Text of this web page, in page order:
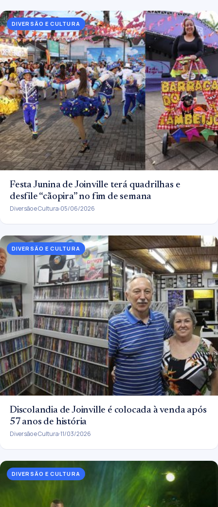
DIVERSÃO E CULTURA
Festa Junina de Joinville terá quadrilhas e
desfile “cãopira” no fim de semana
Diversão e Cultura 05/06/2026
DIVERSÃO E CULTURA
Discolandia de Joinville é colocada à venda após
57 anos de história
Diversão e Cultura 11/03/2026
DIVERSÃO E CULTURA